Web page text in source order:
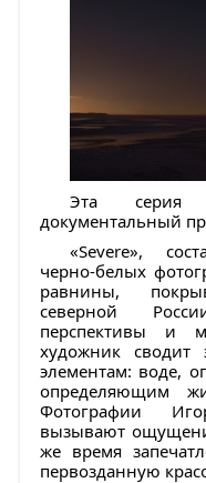
Эта серия
документальный
«Severe»,
черно-белых
равнины,
северной
перспективы и
художник
элементам: воде,
определяющим
Фотографии
вызывают
же время
первозданную